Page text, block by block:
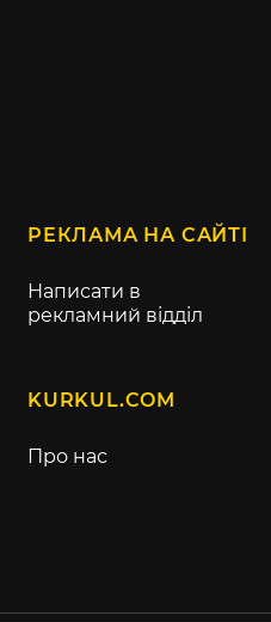
РЕКЛАМА НА САЙТІ
Написати в
рекламний відділ
KURKUL.COM
Про нас